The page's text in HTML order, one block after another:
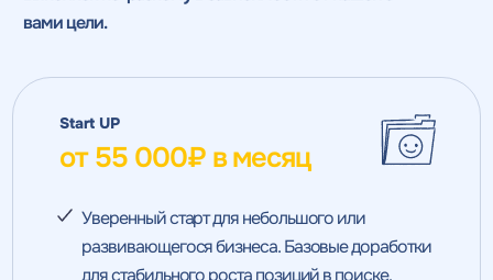
вами цели.
Start UP
от 55 000₽ в месяц
Уверенный старт для небольшого или
развивающегося бизнеса. Базовые доработки
для стабильного роста позиций в поиске.